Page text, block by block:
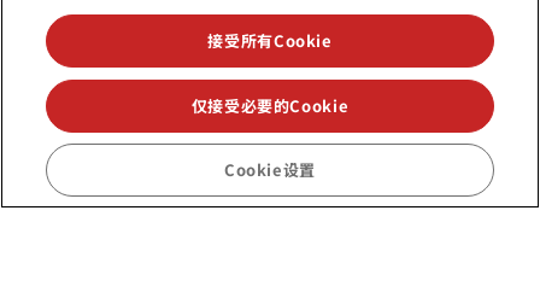
法律
帮助
社交媒体
丽笙酒店集团品牌
接受所有Cookie
仅接受必要的Cookie
Cookie设置